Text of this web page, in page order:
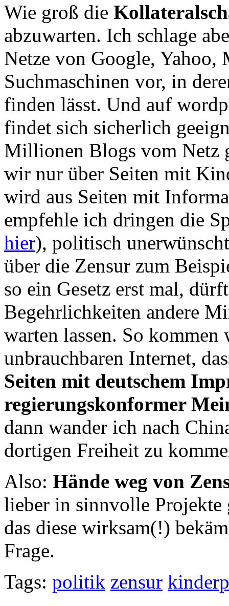
Wie groß die
abzuwarten. Ich schlage
Netze von Google, Yahoo,
Suchmaschinen vor, in
finden lässt. Und auf
findet sich sicherlich
Millionen Blogs vom Netz
wir nur über Seiten mit
wird aus Seiten mit
empfehle ich dringen die
hier), politisch
über die Zensur zum
so ein Gesetz erst mal,
Begehrlichkeiten andere
warten lassen. So
unbrauchbaren Internet,
Seiten mit deutschem
regierungskonformer
dann wander ich nach
dortigen Freiheit zu
Also: Hände weg von
lieber in sinnvolle
das diese wirksam(!)
Frage.
Tags: politik zensur